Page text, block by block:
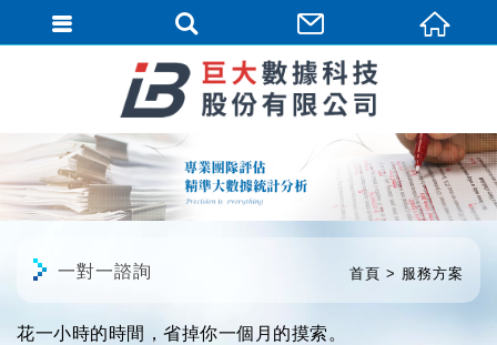
首頁 服務方案
一對一諮詢
花一小時的時間，省掉你一個月的摸索。
繁體中文